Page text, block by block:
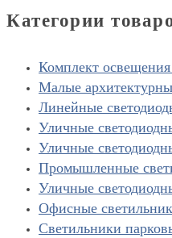
Категории
Комплект
Малые
Линейные
Уличные
Уличные
Промышленные
Уличные
Офисные
Светильники